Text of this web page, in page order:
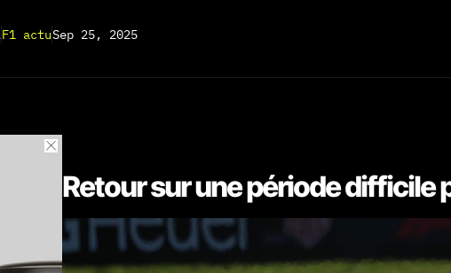
F1 actuSep 25, 2025
Retour sur une période difficile